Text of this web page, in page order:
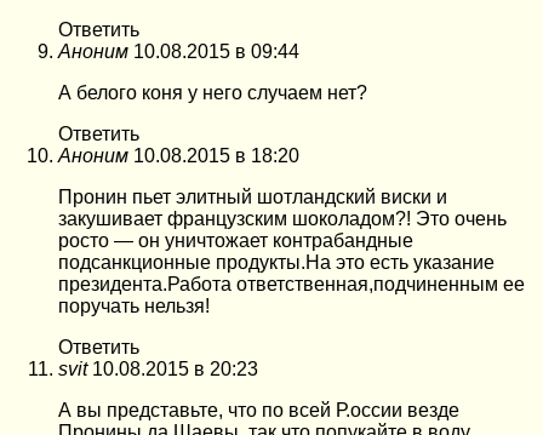
Ответить
Аноним 10.08.2015 в 09:44
А белого коня у него случаем нет?
Ответить
Аноним 10.08.2015 в 18:20
Пронин пьет элитный шотландский виски и
закушивает французским шоколадом?! Это очень
росто — он уничтожает контрабандные
подсанкционные продукты.На это есть указание
президента.Работа ответственная,подчиненным ее
поручать нельзя!
Ответить
svit 10.08.2015 в 20:23
А вы представьте, что по всей Р.оссии везде